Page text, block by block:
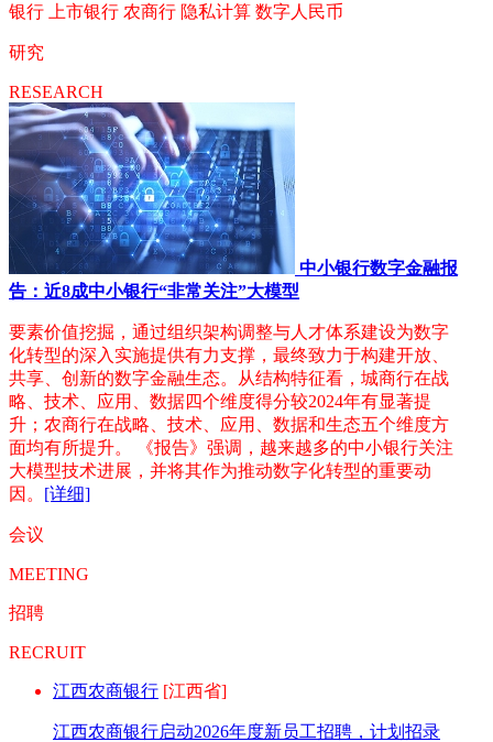
银行
上市银行 农商行 隐私计算 数字人民币
研究
RESEARCH
中小银行数字金融报
告：近8成中小银行“非常关注”大模型
要素价值挖掘，通过组织架构调整与人才体系建设为数字
化转型的深入实施提供有力支撑，最终致力于构建开放、
共享、创新的数字金融生态。从结构特征看，城商行在战
略、技术、应用、数据四个维度得分较2024年有显著提
升；农商行在战略、技术、应用、数据和生态五个维度方
面均有所提升。 《报告》强调，越来越多的中小银行关注
大模型技术进展，并将其作为推动数字化转型的重要动
因。 [详细]
会议
MEETING
招聘
RECRUIT
江西农商银行 [江西省]
江西农商银行启动2026年度新员工招聘，计划招录